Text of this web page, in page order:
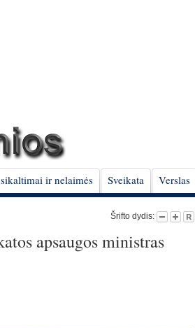
ir nelaimės Sveikata Verslas
Šrifto dydis:
apsaugos ministras